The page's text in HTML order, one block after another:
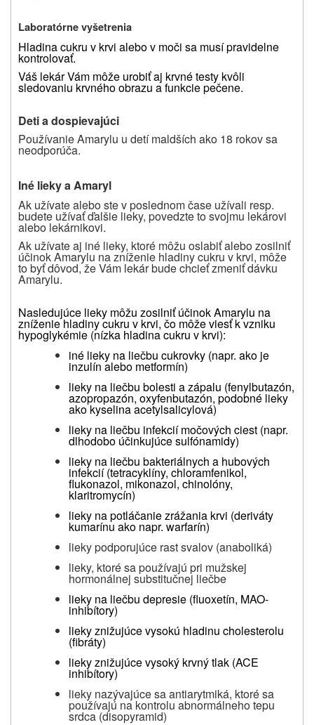
Laboratórne vyšetrenia
Hladina cukru v krvi alebo v moči sa musí pravidelne
kontrolovať.
Váš lekár Vám môže urobiť aj krvné testy kvôli
sledovaniu krvného obrazu a funkcie pečene.
Deti a dospievajúci
Používanie Amarylu u detí maldších ako 18 rokov sa
neodporúča.
Iné lieky a Amaryl
Ak užívate alebo ste v poslednom čase užívali resp.
budete užívať ďalšie lieky, povedzte to svojmu lekárovi
alebo lekárnikovi.
Ak užívate aj iné lieky, ktoré môžu oslabiť alebo zosilniť
účinok Amarylu na zníženie hladiny cukru v krvi, môže
to byť dôvod, že Vám lekár bude chcieť zmeniť dávku
Amarylu.
Nasledujúce lieky môžu zosilniť účinok Amarylu na
zníženie hladiny cukru v krvi, čo môže viesť k vzniku
hypoglykémie (nízka hladina cukru v krvi):
iné lieky na liečbu cukrovky (napr. ako je
inzulín alebo metformín)
lieky na liečbu bolesti a zápalu (fenylbutazón,
azopropazón, oxyfenbutazón, podobné lieky
ako kyselina acetylsalicylová)
lieky na liečbu infekcií močových ciest (napr.
dlhodobo účinkujúce sulfónamidy)
lieky na liečbu bakteriálnych a hubových
infekcií (tetracyklíny, chloramfenikol,
flukonazol, mikonazol, chinolóny,
klaritromycín)
lieky na potláčanie zrážania krvi (deriváty
kumarínu ako napr. warfarín)
lieky podporujúce rast svalov (anaboliká)
lieky, ktoré sa používajú pri mužskej
hormonálnej substitučnej liečbe
lieky na liečbu depresie (fluoxetín, MAO-
inhibítory)
lieky znižujúce vysokú hladinu cholesterolu
(fibráty)
lieky znižujúce vysoký krvný tlak (ACE
inhibítory)
lieky nazývajúce sa antiarytmiká, ktoré sa
používajú na kontrolu abnormálneho tepu
srdca (disopyramid)